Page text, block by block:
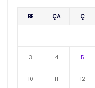
BE ÇA Ç
3 4 5
10 11 12